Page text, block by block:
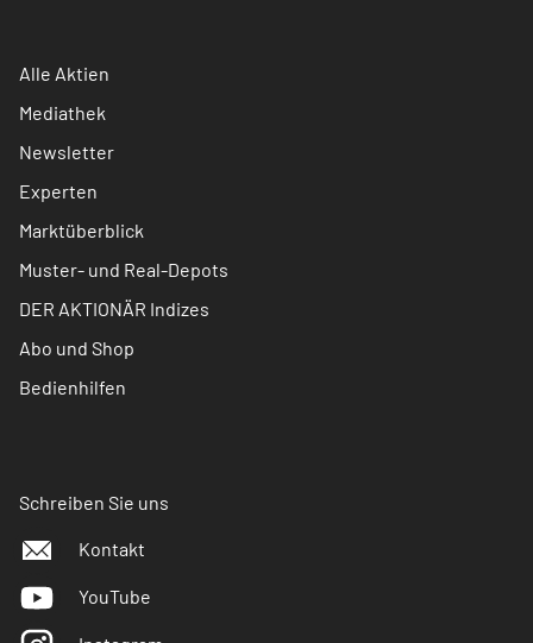
Alle Aktien
Mediathek
Newsletter
Experten
Marktüberblick
Muster- und Real-Depots
DER AKTIONÄR Indizes
Abo und Shop
Bedienhilfen
Schreiben Sie uns
Kontakt
YouTube